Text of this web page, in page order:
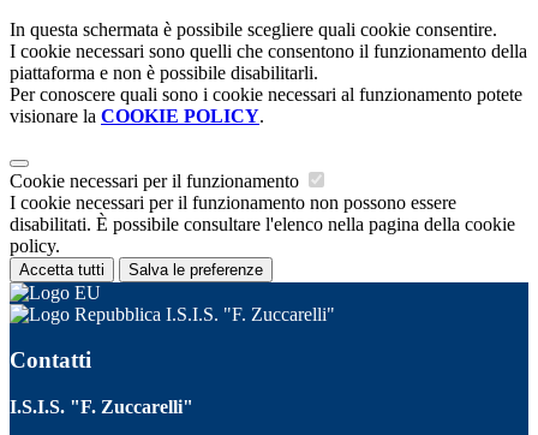
In questa schermata è possibile scegliere quali cookie consentire.
I cookie necessari sono quelli che consentono il funzionamento della
piattaforma e non è possibile disabilitarli.
Per conoscere quali sono i cookie necessari al funzionamento potete
visionare la COOKIE POLICY.
Cookie necessari per il funzionamento
I cookie necessari per il funzionamento non possono essere
disabilitati. È possibile consultare l'elenco nella pagina della cookie
policy.
Accetta tutti Salva le preferenze
I.S.I.S. "F. Zuccarelli"
Contatti
I.S.I.S. "F. Zuccarelli"